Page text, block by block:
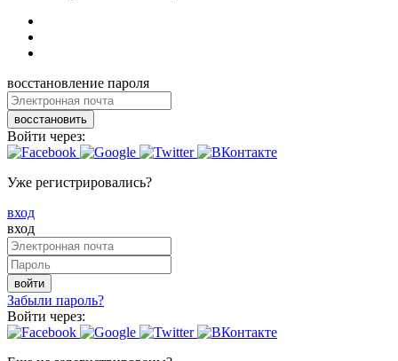
восстановление пароля
восстановить
Войти через:
Уже регистрировались?
вход
вход
войти
Забыли пароль?
Войти через: